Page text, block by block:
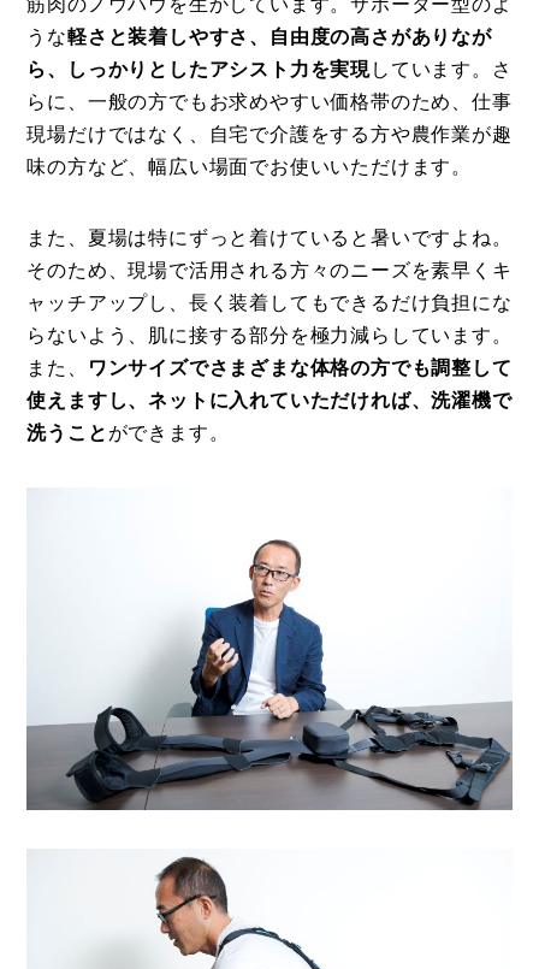
うな軽さと装着しやすさ、自由度の高さがありなが
ら、しっかりとしたアシスト力を実現しています。さ
らに、一般の方でもお求めやすい価格帯のため、仕事
現場だけではなく、自宅で介護をする方や農作業が趣
味の方など、幅広い場面でお使いいただけます。
また、夏場は特にずっと着けていると暑いですよね。
そのため、現場で活用される方々のニーズを素早くキ
ャッチアップし、長く装着してもできるだけ負担にな
らないよう、肌に接する部分を極力減らしています。
また、
ワンサイズでさまざまな体格の方でも調整して
使えますし、ネットに入れていただければ、洗濯機で
洗うこと ができます。